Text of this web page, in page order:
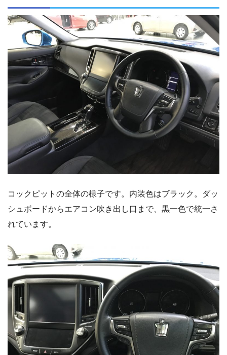
コックピットの全体の様子です。内装色はブラック。ダッ
シュボードからエアコン吹き出し口まで、黒一色で統一さ
れています。